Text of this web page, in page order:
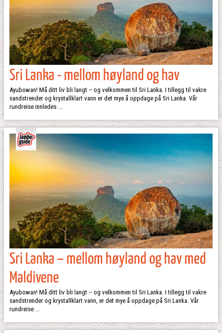
Sri Lanka - mellom høyland og hav
Ayubowan! Må ditt liv bli langt – og velkommen til Sri Lanka. I tillegg til vakre
sandstrender og krystallklart vann er det mye å oppdage på Sri Lanka. Vår
rundreise innledes ...
Sri Lanka – mellom høyland og hav med
Maldivene
Ayubowan! Må ditt liv bli langt – og velkommen til Sri Lanka. I tillegg til vakre
sandstrender og krystallklart vann, er det mye å oppdage på Sri Lanka. Vår
rundreise ...